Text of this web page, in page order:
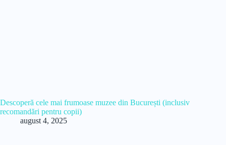
Descoperă cele mai frumoase muzee din București (inclusiv
recomandări pentru copii)
august 4, 2025